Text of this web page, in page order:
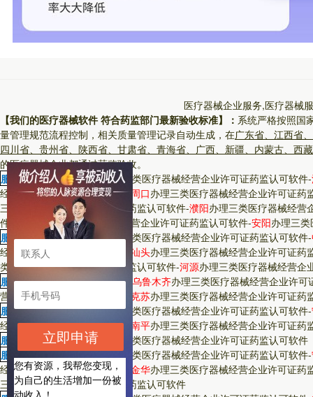
医疗器械企业服务,医疗器械
【我们的医疗器械软件 符合药监部门最新验收标准】： 系统严格按照国
量管理规范流程控制，相关质量管理记录自动生成，在广东省、江西省
四川省、贵州省、陕西省、甘肃省、青海省、广西、新疆、内蒙古、西
的医疗器械企业都通过药监验收。
服务省市：河南省-郑州办理三类医疗器械经营企业许可证药监认可软件-
经营企业许可证药监认可软件- 周口办理三类医疗器械经营企业许可证药
三类医疗器械经营企业许可证药监认可软件-濮阳办理三类医疗器械经营
件
办理三类医疗器械经营企业许可证药监认可软件-安阳办理三
服务省市：广东省-广州办理三类医疗器械经营企业许可证药监认可软件-
经营企业许可证药监认可软件
汕头办理三类医疗器械经营企业许可证药
类医疗器械经营企业许可证药监认可软件-河源办理三类医疗器械经营企
服务省市：新疆维吾尔自治区 乌鲁木齐办理三类医疗器械经营企业许可
营企业许可证药监认可软件
阿克苏办理三类医疗器械经营企业许可证药
服务省市：福建省-厦门办理三类医疗器械经营企业许可证药监认可软件-
经营企业许可证药监认可软件
南平办理三类医疗器械经营企业许可证药
服务省市：上海市-上海
办理三类医疗器械经营企业许可证药监认可软件
服务省市：浙江省-杭州办理三类医疗器械经营企业许可证药监认可软件-
经营企业许可证药监认可软件
金华办理三类医疗器械经营企业许可证药
三类医疗器械经营企业许可证药监认可软件
立即申请
您有资源，我帮您变现，
为自己的生活增加一份被